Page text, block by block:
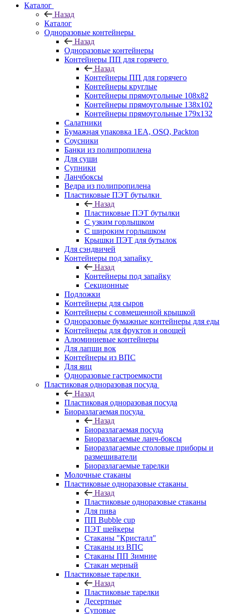
Каталог
Назад
Каталог
Одноразовые контейнеры
Назад
Одноразовые контейнеры
Контейнеры ПП для горячего
Назад
Контейнеры ПП для горячего
Контейнеры круглые
Контейнеры прямоугольные 108х82
Контейнеры прямоугольные 138х102
Контейнеры прямоугольные 179х132
Салатники
Бумажная упаковка 1ЕА, OSQ, Packton
Соусники
Банки из полипропилена
Для суши
Супники
Ланчбоксы
Ведра из полипропилена
Пластиковые ПЭТ бутылки
Назад
Пластиковые ПЭТ бутылки
С узким горлышком
С широким горлышком
Крышки ПЭТ для бутылок
Для сэндвичей
Контейнеры под запайку
Назад
Контейнеры под запайку
Секционные
Подложки
Контейнеры для сыров
Контейнеры с совмещенной крышкой
Одноразовые бумажные контейнеры для еды
Контейнеры для фруктов и овощей
Алюминиевые контейнеры
Для лапши вок
Контейнеры из ВПС
Для яиц
Одноразовые гастроемкости
Пластиковая одноразовая посуда
Назад
Пластиковая одноразовая посуда
Биоразлагаемая посуда
Назад
Биоразлагаемая посуда
Биоразлагаемые ланч-боксы
Биоразлагаемые столовые приборы и
размешиватели
Биоразлагаемые тарелки
Молочные стаканы
Пластиковые одноразовые стаканы
Назад
Пластиковые одноразовые стаканы
Для пива
ПП Bubble cup
ПЭТ шейкеры
Стаканы "Кристалл"
Стаканы из ВПС
Стаканы ПП Зимние
Стакан мерный
Пластиковые тарелки
Назад
Пластиковые тарелки
Десертные
Суповые